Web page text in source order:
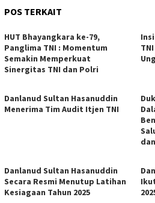
POS TERKAIT
HUT Bhayangkara ke-79,
Panglima TNI : Momentum
Semakin Memperkuat
Sinergitas TNI dan Polri
Danlanud Sultan Hasanuddin
Menerima Tim Audit Itjen TNI
Danlanud Sultan Hasanuddin
Secara Resmi Menutup Latihan
Kesiagaan Tahun 2025